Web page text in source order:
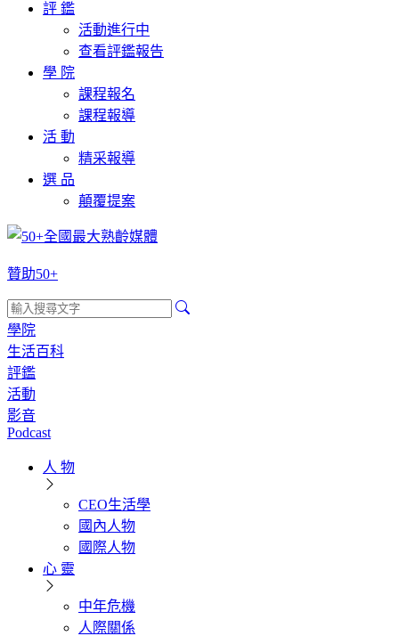
評 鑑
活動進行中
查看評鑑報告
學 院
課程報名
課程報導
活 動
精采報導
選 品
顛覆提案
贊助50+
學院
生活百科
評鑑
活動
影音
Podcast
人 物
CEO生活學
國內人物
國際人物
心 靈
中年危機
人際關係